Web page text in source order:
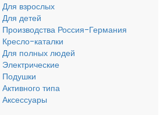
Для взрослых
Для детей
Производства Россия-Германия
Кресло-каталки
Для полных людей
Электрические
Подушки
Активного типа
Аксессуары